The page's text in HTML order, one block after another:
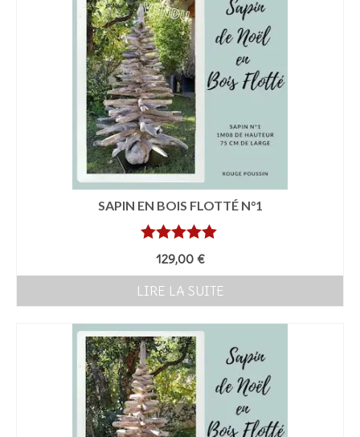
Mon compte
SAPIN EN BOIS FLOTTÉ N°1
Note5.00
sur 5
129,00 €
LIRE LA SUITE